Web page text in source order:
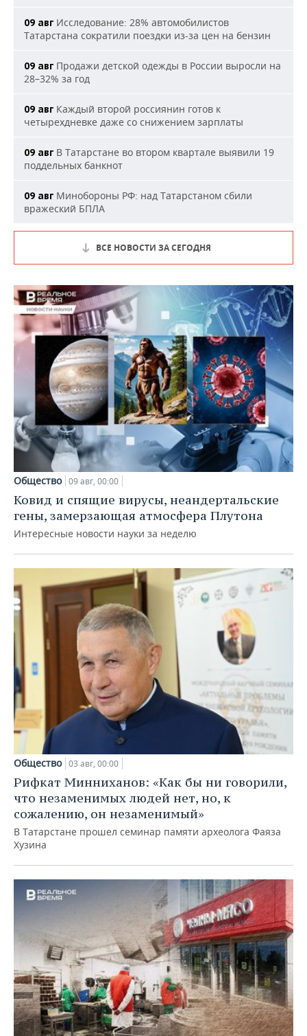
09 авг Исследование: 28% автомобилистов
Татарстана сократили поездки из-за цен на бензин
09 авг Продажи детской одежды в России выросли на
28–32% за год
09 авг Каждый второй россиянин готов к
четырехдневке даже со снижением зарплаты
09 авг В Татарстане во втором квартале выявили 19
поддельных банкнот
09 авг Минобороны РФ: над Татарстаном сбили
вражеский БПЛА
ВСЕ НОВОСТИ ЗА СЕГОДНЯ
Общество 09 авг, 00:00
Ковид и спящие вирусы, неандертальские
гены, замерзающая атмосфера Плутона
Интересные новости науки за неделю
Общество 03 авг, 00:00
Рифкат Минниханов: «Как бы ни говорили,
что незаменимых людей нет, но, к
сожалению, он незаменимый»
В Татарстане прошел семинар памяти археолога Фаяза
Хузина